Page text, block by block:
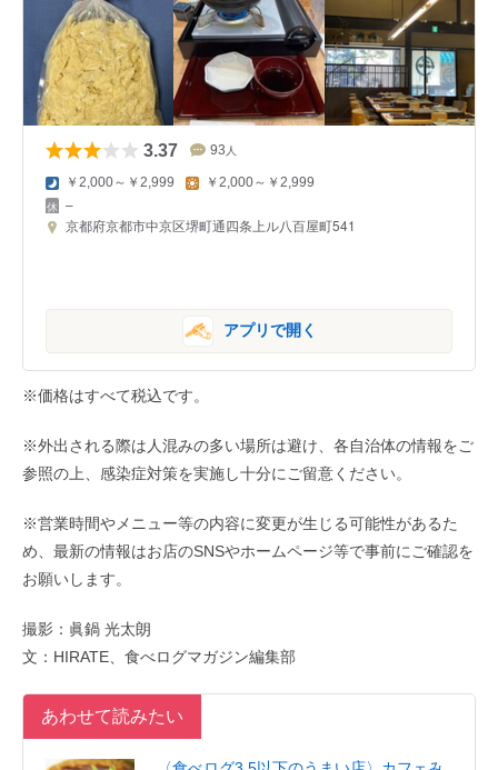
3.37 93 人
￥2,000～￥2,999 ￥2,000～￥2,999
–
京都府京都市中京区堺町通四条上ル八百屋町541
アプリで開く
※価格はすべて税込です。
※外出される際は人混みの多い場所は避け、各自治体の情報をご
参照の上、感染症対策を実施し十分にご留意ください。
※営業時間やメニュー等の内容に変更が生じる可能性があるた
め、最新の情報はお店のSNSやホームページ等で事前にご確認を
お願いします。
撮影：眞鍋 光太朗
文：HIRATE、食べログマガジン編集部
あわせて読みたい